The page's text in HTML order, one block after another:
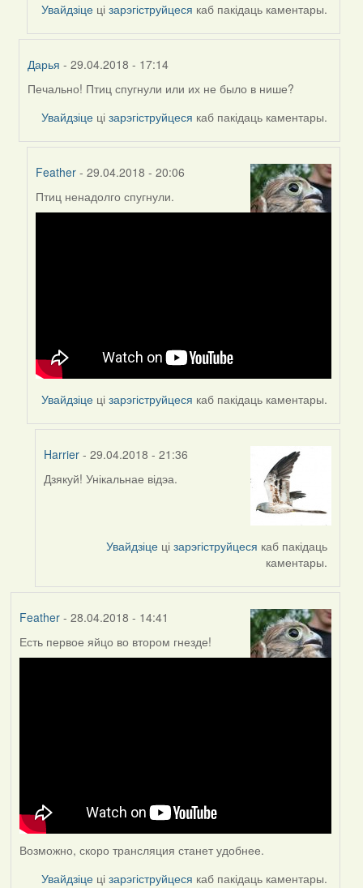
RobinZone
Увайдзіце цізарэгіструйцеся каб пакідаць каментары.
Дарья - 29.04.2018 - 17:14
In
reply
by
Печально! Птиц спугнули или их не было в нише?
Увайдзіце цізарэгіструйцеся каб пакідаць каментары.
Feather - 29.04.2018 - 20:06
In
Птиц ненадолго спугнули.
Увайдзіце цізарэгіструйцеся каб пакідаць каментары.
Harrier- 29.04.2018 - 21:36
In
Дзякуй! Унікальнае відэа.
Увайдзіце цізарэгіструйцеся каб пакідаць
каментары.
Feather- 28.04.2018 - 14:41
Есть первое яйцо во втором гнезде!
Возможно, скоро трансляция станет удобнее.
Увайдзіце цізарэгіструйцеся каб пакідаць каментары.